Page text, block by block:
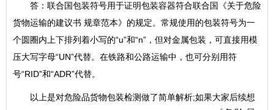
答：联合国包装符号用于证明包装容器符合联合国《关于危险
货物运输的建议书 规章范本》的规定。常规使用的包装符号为一
个圆圈内上下排列着小写的“u”和“n”，但对金属包装，可直接用模
压大写字母“UN”代替。在铁路和公路运输中，也可分别用符
号“RID”和“ADR”代替。
以上是对危险品货物包装检测做了简单解析;如果大家后续想